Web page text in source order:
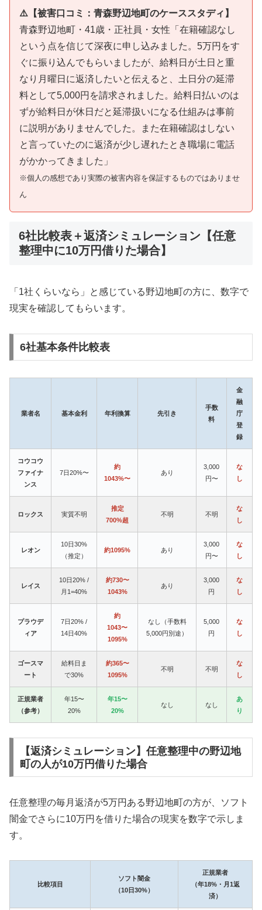
⚠️【被害口コミ：青森野辺地町のケーススタディ】
青森野辺地町・41歳・正社員・女性「在籍確認なし
という点を信じて深夜に申し込みました。5万円をす
ぐに振り込んでもらいましたが、給料日が土日と重
なり月曜日に返済したいと伝えると、土日分の延滞
料として5,000円を請求されました。給料日払いのは
ずが給料日が休日だと延滞扱いになる仕組みは事前
に説明がありませんでした。また在籍確認はしない
と言っていたのに返済が少し遅れたとき職場に電話
がかかってきました」
※個人の感想であり実際の被害内容を保証するものではありませ
ん
6社比較表＋返済シミュレーション【任意
整理中に10万円借りた場合】
「1社くらいなら」と感じている野辺地町の方に、数字で
現実を確認してもらいます。
6社基本条件比較表
業者名 基本金利 年利換算 先引き
手数
料
金
融
庁
登
録
コウコウ
ファイナ
ンス
7日20%〜
約
1043%〜
あり
3,000
円〜
な
し
ロックス 実質不明
推定
700%超
不明 不明
な
し
レオン
10日30%
（推定）
約1095% あり
3,000
円〜
な
し
レイス
10日20% /
月1=40%
約730〜
1043%
あり
3,000
円
な
し
プラウデ
ィア
7日20% /
14日40%
約
1043〜
1095%
なし（手数料
5,000円別途）
5,000
円
な
し
ゴースマ
ート
給料日ま
で30%
約365〜
1095%
不明 不明
な
し
正規業者
（参考）
年15〜
20%
年15〜
20%
なし なし
あ
り
【返済シミュレーション】任意整理中の野辺地
町の人が10万円借りた場合
任意整理の毎月返済が5万円ある野辺地町の方が、ソフト
闇金でさらに10万円を借りた場合の現実を数字で示しま
す。
比較項目
ソフト闇金
（10日30%）
正規業者
（年18%・月1返
済）